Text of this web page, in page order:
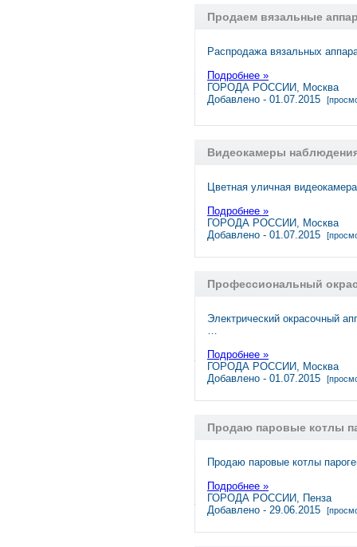
Продаем вязальные
Распродажа вязальных
Подробнее »
ГОРОДА РОССИИ, Москва
Добавлено - 01.07.2015
Видеокамеры
Цветная уличная
Подробнее »
ГОРОДА РОССИИ, Москва
Добавлено - 01.07.2015
Профессиональный
Электрический окрасочный
…
Подробнее »
ГОРОДА РОССИИ, Москва
Добавлено - 01.07.2015
Продаю паровые котлы
Продаю паровые котлы
Подробнее »
ГОРОДА РОССИИ, Пенза
Добавлено - 29.06.2015